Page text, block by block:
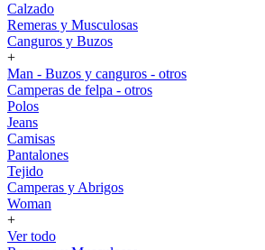
Calzado
Remeras y Musculosas
Canguros y Buzos
+
Man - Buzos y canguros - otros
Camperas de felpa - otros
Polos
Jeans
Camisas
Pantalones
Tejido
Camperas y Abrigos
Woman
+
Ver todo